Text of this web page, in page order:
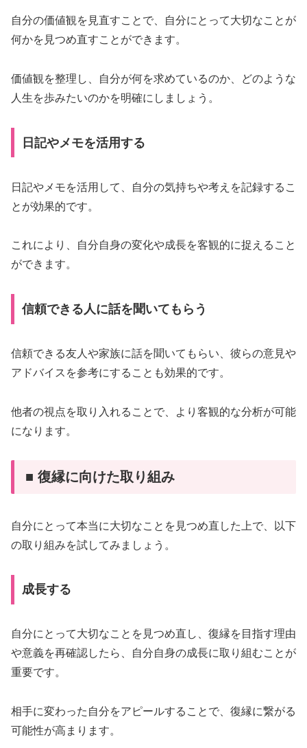
自分の価値観を見直すことで、自分にとって大切なことが
何かを見つめ直すことができます。
価値観を整理し、自分が何を求めているのか、どのような
人生を歩みたいのかを明確にしましょう。
日記やメモを活用する
日記やメモを活用して、自分の気持ちや考えを記録するこ
とが効果的です。
これにより、自分自身の変化や成長を客観的に捉えること
ができます。
信頼できる人に話を聞いてもらう
信頼できる友人や家族に話を聞いてもらい、彼らの意見や
アドバイスを参考にすることも効果的です。
他者の視点を取り入れることで、より客観的な分析が可能
になります。
■ 復縁に向けた取り組み
自分にとって本当に大切なことを見つめ直した上で、以下
の取り組みを試してみましょう。
成長する
自分にとって大切なことを見つめ直し、復縁を目指す理由
や意義を再確認したら、自分自身の成長に取り組むことが
重要です。
相手に変わった自分をアピールすることで、復縁に繋がる
可能性が高まります。